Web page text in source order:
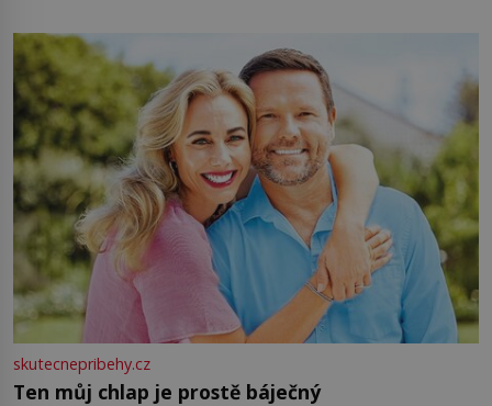
můžete obohatit své rituály a přinést do svého života
větší harmonii a klid. Je důležité
skutecnepribehy.cz
Ten můj chlap je prostě báječný